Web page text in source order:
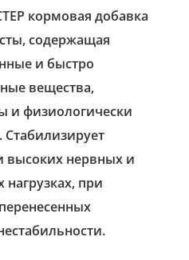
кормовая добавка
содержащая
и быстро
вещества,
и физиологически
высоких нервных и
нагрузках, при